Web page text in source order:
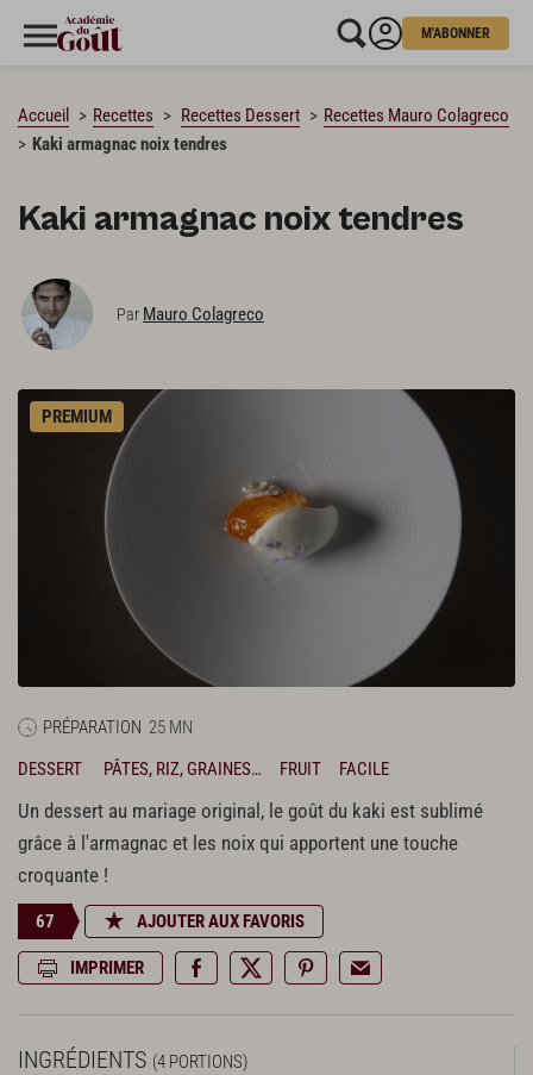
M'ABONNER
Accueil Recettes Recettes Dessert
Recettes Mauro Colagreco
Kaki armagnac noix tendres
Kaki armagnac noix tendres
Par Mauro Colagreco
PREMIUM
PRÉPARATION 25 MN
DESSERT
PÂTES, RIZ, GRAINES… FRUIT FACILE
Un dessert au mariage original, le goût du kaki est sublimé
grâce à l'armagnac et les noix qui apportent une touche
croquante !
67 AJOUTER AUX FAVORIS
IMPRIMER
INGRÉDIENTS (4 PORTIONS)
CHARGEMENT…